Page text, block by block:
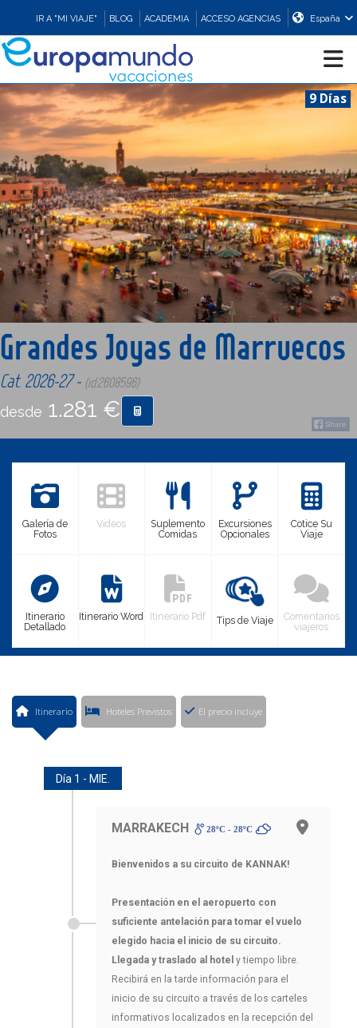
IR A "MI VIAJE" BLOG ACADEMIA ACCESO AGENCIAS España
CRUCEROS
EUROPA
ASIA
ORIENTE
PROMOCIONES
COMPRAR
CONTACTO
9 Días
Grandes Joyas de Marruecos
Cat. 2026-27 - (id:2608596)
desde 1.281 €
Galería de
Fotos
Videos
Suplemento
Comidas
Excursiones
Opcionales
Cotice Su
Viaje
Itinerario
Detallado
Itinerario Word Itinerario Pdf Tips de Viaje
Comentarios
viajeros
Itinerario Hoteles Previstos El precio incluye
Día 1 - MIE.
MARRAKECH 28ºC - 28ºC
Bienvenidos a su circuito de KANNAK!
Presentación en el aeropuerto con
suficiente antelación para tomar el vuelo
elegido hacia el inicio de su circuito.
Llegada y traslado al hotel y tiempo libre.
Recibirá en la tarde información para el
inicio de su circuito a través de los carteles
informativos localizados en la recepción del